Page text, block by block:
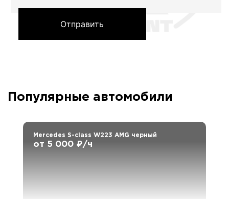
Отправить
Популярные автомобили
Mercedes S-class W223 AMG черный
от 5 000 ₽/ч